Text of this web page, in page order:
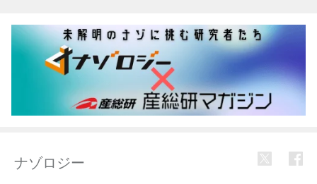
ナゾロジー